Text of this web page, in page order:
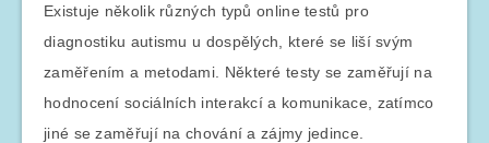
Existuje několik různých typů online testů pro
diagnostiku autismu u dospělých, které se liší svým
zaměřením a metodami. Některé testy se zaměřují na
hodnocení sociálních interakcí a komunikace, zatímco
jiné se zaměřují na chování a zájmy jedince.